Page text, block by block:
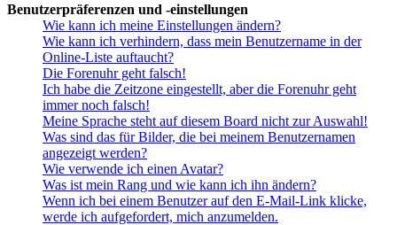
Benutzerpräferenzen und -einstellungen
Wie kann ich meine Einstellungen ändern?
Wie kann ich verhindern, dass mein Benutzername in der
Online-Liste auftaucht?
Die Forenuhr geht falsch!
Ich habe die Zeitzone eingestellt, aber die Forenuhr geht
immer noch falsch!
Meine Sprache steht auf diesem Board nicht zur Auswahl!
Was sind das für Bilder, die bei meinem Benutzernamen
angezeigt werden?
Wie verwende ich einen Avatar?
Was ist mein Rang und wie kann ich ihn ändern?
Wenn ich bei einem Benutzer auf den E-Mail-Link klicke,
werde ich aufgefordert, mich anzumelden.